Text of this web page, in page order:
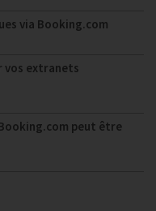
via Booking.com
vos extranets
peut être